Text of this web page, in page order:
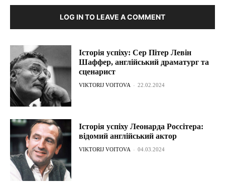
LOG IN TO LEAVE A COMMENT
Історія успіху: Сер Пітер Левін
Шаффер, англійський драматург та
сценарист
VIKTORIJ VOITOVA - 22.02.2024
Історія успіху Леонарда Россітера:
відомий англійський актор
VIKTORIJ VOITOVA - 04.03.2024